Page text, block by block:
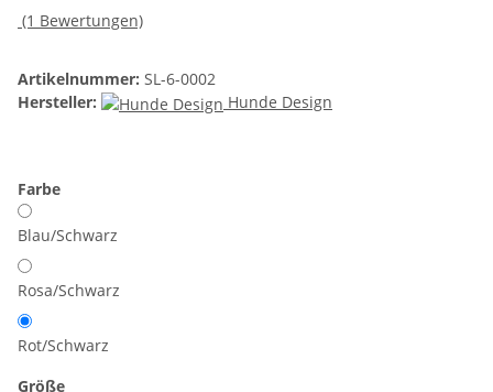
(1 Bewertungen)
Artikelnummer: SL-6-0002
Hersteller:
Hunde Design
Farbe
Blau/Schwarz
Rosa/Schwarz
Rot/Schwarz
Größe